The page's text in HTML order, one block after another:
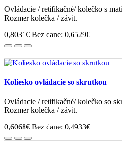
Ovládacie / retifikačné/ kolečko s
Rozmer kolečka / závit.
0,8031€ Bez dane: 0,6529€
Koliesko ovládacie so skrutkou
Ovládacie / retifikačné/ kolečko so
Rozmer kolečka / závit.
0,6068€ Bez dane: 0,4933€